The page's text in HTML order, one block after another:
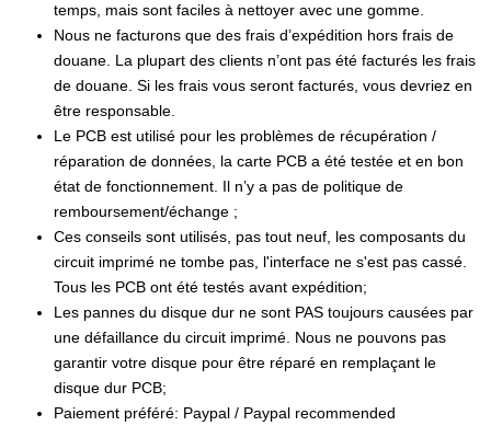
temps, mais sont faciles à nettoyer avec une gomme.
Nous ne facturons que des frais d’expédition hors frais de
douane. La plupart des clients n’ont pas été facturés les frais
de douane. Si les frais vous seront facturés, vous devriez en
être responsable.
Le PCB est utilisé pour les problèmes de récupération /
réparation de données, la carte PCB a été testée et en bon
état de fonctionnement. Il n’y a pas de politique de
remboursement/échange ;
Ces conseils sont utilisés, pas tout neuf, les composants du
circuit imprimé ne tombe pas, l'interface ne s'est pas cassé.
Tous les PCB ont été testés avant expédition;
Les pannes du disque dur ne sont PAS toujours causées par
une défaillance du circuit imprimé. Nous ne pouvons pas
garantir votre disque pour être réparé en remplaçant le
disque dur PCB;
Paiement préféré: Paypal / Paypal recommended